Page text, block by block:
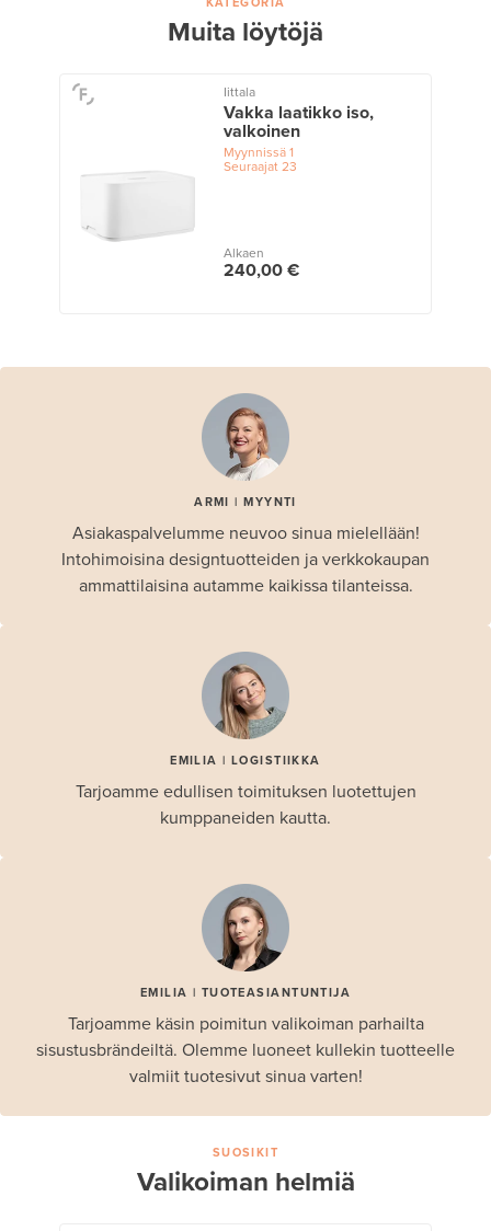
Muita löytöjä
Iittala
Vakka laatikko iso,
valkoinen
Myynnissä1
Seuraajat 23
Alkaen
240,00 €
ARMI | MYYNTI
Asiakaspalvelumme neuvoo sinua mielellään!
Intohimoisina designtuotteiden ja verkkokaupan
ammattilaisina autamme kaikissa tilanteissa.
EMILIA | LOGISTIIKKA
Tarjoamme edullisen toimituksen luotettujen
kumppaneiden kautta.
EMILIA | TUOTEASIANTUNTIJA
Tarjoamme käsin poimitun valikoiman parhailta
sisustusbrändeiltä. Olemme luoneet kullekin tuotteelle
valmiit tuotesivut sinua varten!
SUOSIKIT
Valikoiman helmiä